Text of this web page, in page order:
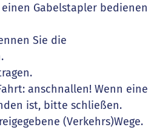
Gabelstapler bedienen
Sie die
anschnallen! Wenn eine
ist, bitte schließen.
(Verkehrs)Wege.